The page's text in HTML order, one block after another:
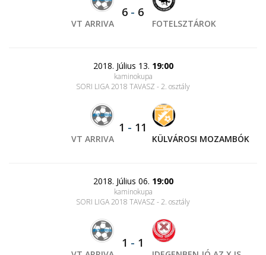
VT ARRIVA
6 - 6
FOTELSZTÁROK
2018. Július 13. 19:00
kaminokupa
SORI LIGA 2018 TAVASZ - 2. osztály
VT ARRIVA
1 - 11
KÜLVÁROSI MOZAMBÓK
2018. Július 06. 19:00
kaminokupa
SORI LIGA 2018 TAVASZ - 2. osztály
1 - 1